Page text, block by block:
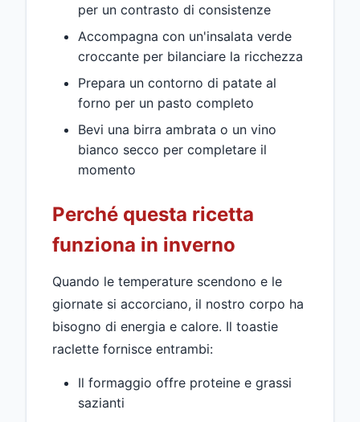
per un contrasto di consistenze
Accompagna con un'insalata verde
croccante per bilanciare la ricchezza
Prepara un contorno di patate al
forno per un pasto completo
Bevi una birra ambrata o un vino
bianco secco per completare il
momento
Perché questa ricetta
funziona in inverno
Quando le temperature scendono e le
giornate si accorciano, il nostro corpo ha
bisogno di energia e calore. Il toastie
raclette fornisce entrambi:
Il formaggio offre proteine e grassi
sazianti